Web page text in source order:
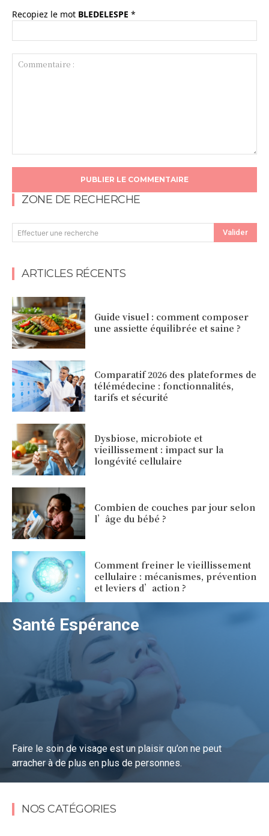
Recopiez le mot BLEDELESPE *
ZONE DE RECHERCHE
Effectuer une recherche Valider
ARTICLES RÉCENTS
Guide visuel : comment composer
une assiette équilibrée et saine ?
Comparatif 2026 des plateformes de
télémédecine : fonctionnalités,
tarifs et sécurité
Dysbiose, microbiote et
vieillissement : impact sur la
longévité cellulaire
Combien de couches par jour selon
l’âge du bébé ?
Comment freiner le vieillissement
cellulaire : mécanismes, prévention
et leviers d’action ?
Santé Espérance
Faire le soin de visage est un plaisir qu’on ne peut
arracher à de plus en plus de personnes.
Lire la suite
NOS CATÉGORIES